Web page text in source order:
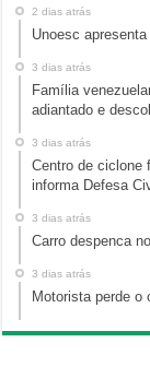
2 dias atrás
Unoesc
3 dias atrás
Família
adiantado e
3 dias atrás
Centro de ciclone
informa Defesa
3 dias atrás
Carro despenca
3 dias atrás
Motorista perde o